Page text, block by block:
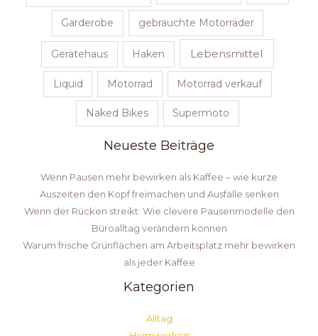
Garderobe gebrauchte Motorräder
Gerätehaus Haken Lebensmittel
Liquid Motorrad Motorrad verkauf
Naked Bikes Supermoto
Neueste Beiträge
Wenn Pausen mehr bewirken als Kaffee – wie kurze
Auszeiten den Kopf freimachen und Ausfälle senken
Wenn der Rücken streikt: Wie clevere Pausenmodelle den
Büroalltag verändern können
Warum frische Grünflächen am Arbeitsplatz mehr bewirken
als jeder Kaffee
Kategorien
Alltag